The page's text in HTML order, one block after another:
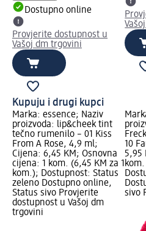
Dostupno online
Provjerite dostupnost u
Vašoj dm trgovini
Kupuju i drugi kupci
Marka: essence; Naziv
proizvoda: lip&cheek tint
tečno rumenilo – 01 Kiss
From A Rose, 4,9 ml;
Cijena: 6,45 KM; Osnovna
cijena: 1 kom. (6,45 KM za 1
kom.); Dostupnost: Status
zeleno Dostupno online,
Status sivo Provjerite
dostupnost u Vašoj dm
trgovini
10
5,95
sivo